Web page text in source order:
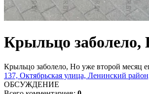
Крыльцо заболело,
Крыльцо заболело, Но уже второй месяц
137, Октябрьская улица, Ленинский
ОБСУЖДЕНИЕ